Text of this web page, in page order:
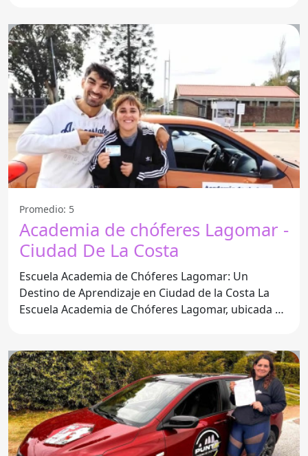
Promedio: 5
Academia de chóferes Lagomar -
Ciudad De La Costa
Escuela Academia de Chóferes Lagomar: Un
Destino de Aprendizaje en Ciudad de la Costa La
Escuela Academia de Chóferes Lagomar, ubicada en